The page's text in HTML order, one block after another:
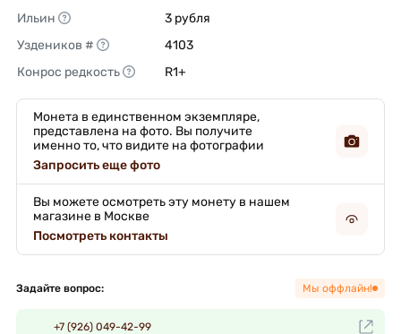
Ильин
3 рубля
Уздеников #
4103
Конрос редкость
R1+
Монета в единственном экземпляре,
представлена на фото. Вы получите
именно то, что видите на фотографии
Запросить еще фото
Вы можете осмотреть эту монету в нашем
магазине в Москве
Посмотреть контакты
Задайте вопрос: Мы оффлайн!
+7 (926) 049-42-99